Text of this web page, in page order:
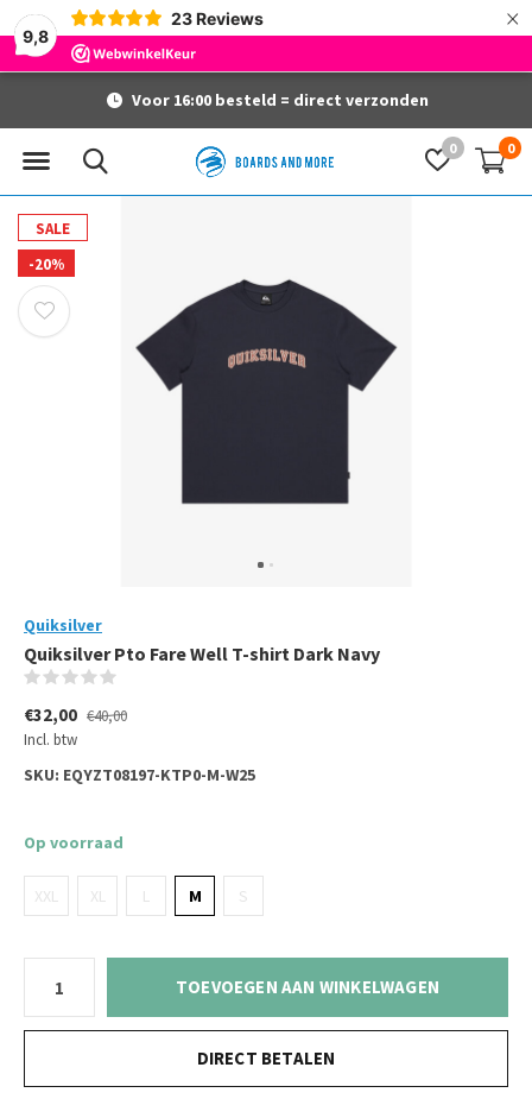
9,8
23 Reviews ×
0 0
Voor 16:00 besteld = direct verzonden
SALE
-20%
Quiksilver
Quiksilver Pto Fare Well T-shirt Dark Navy
€32,00 €40,00
Incl. btw
SKU: EQYZT08197-KTP0-M-W25
Op voorraad
XXL XL L M S
TOEVOEGEN AAN WINKELWAGEN
DIRECT BETALEN